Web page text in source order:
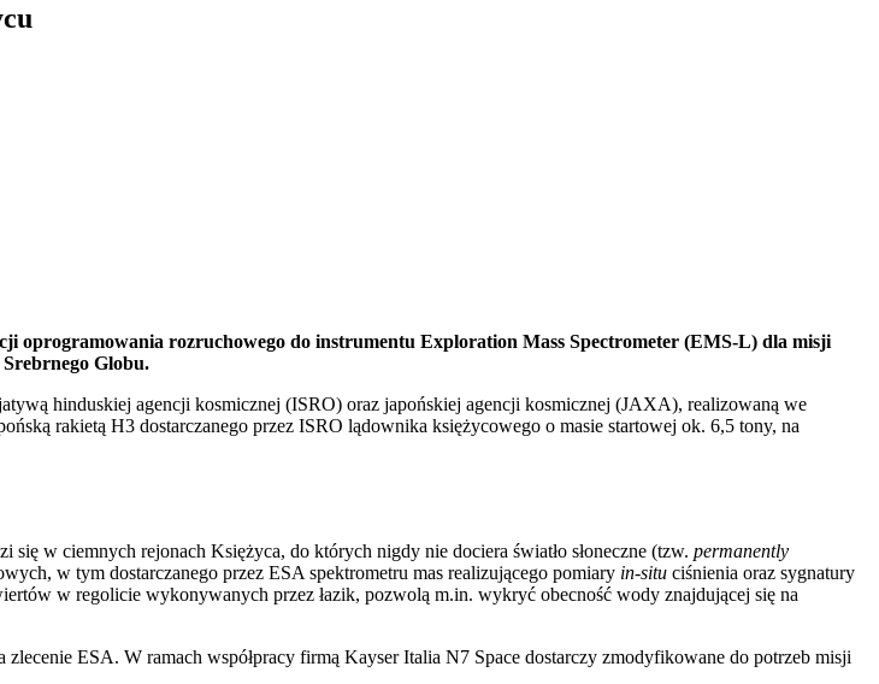
oprogramowania rozruchowego do instrumentu Exploration Mass Spectrometer (EMS-L) dla misji
Globu.
hinduskiej agencji kosmicznej (ISRO) oraz japońskiej agencji kosmicznej (JAXA), realizowaną we
rakietą H3 dostarczanego przez ISRO lądownika księżycowego o masie startowej ok. 6,5 tony, na
w ciemnych rejonach Księżyca, do których nigdy nie dociera światło słoneczne (tzw. permanently
w tym dostarczanego przez ESA spektrometru mas realizującego pomiary in-situ ciśnienia oraz sygnatury
w regolicie wykonywanych przez łazik, pozwolą m.in. wykryć obecność wody znajdującej się na
ESA. W ramach współpracy firmą Kayser Italia N7 Space dostarczy zmodyfikowane do potrzeb misji